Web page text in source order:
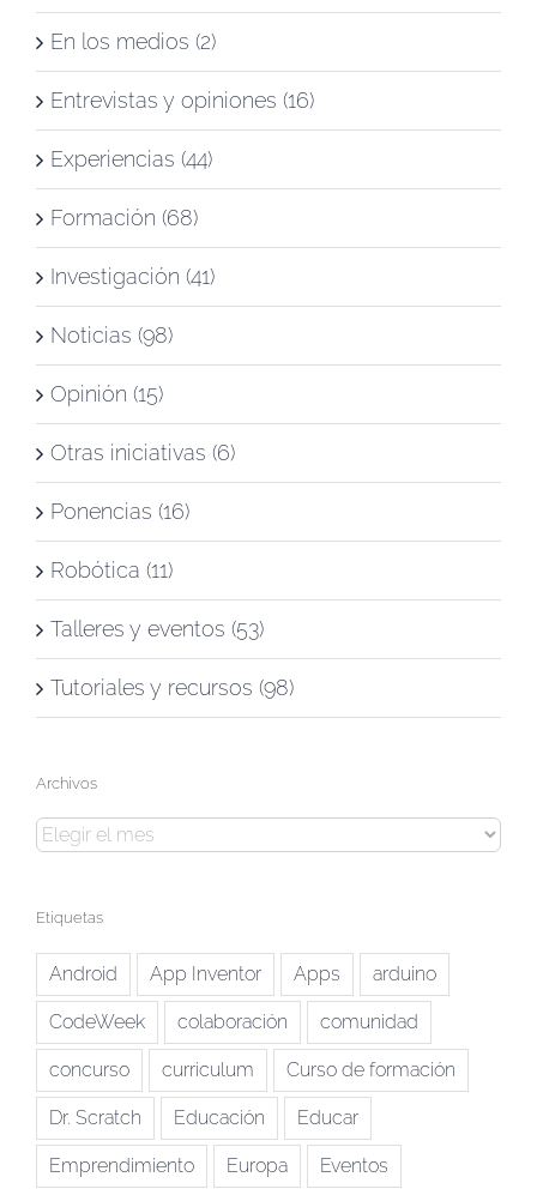
En los medios (2)
Entrevistas y opiniones (16)
Experiencias (44)
Formación (68)
Investigación (41)
Noticias (98)
Opinión (15)
Otras iniciativas (6)
Ponencias (16)
Robótica (11)
Talleres y eventos (53)
Tutoriales y recursos (98)
Archivos
Archivos
Etiquetas
Android App Inventor Apps arduino
CodeWeek colaboración comunidad
concurso curriculum Curso de formación
Dr. Scratch Educación Educar
Emprendimiento Europa Eventos